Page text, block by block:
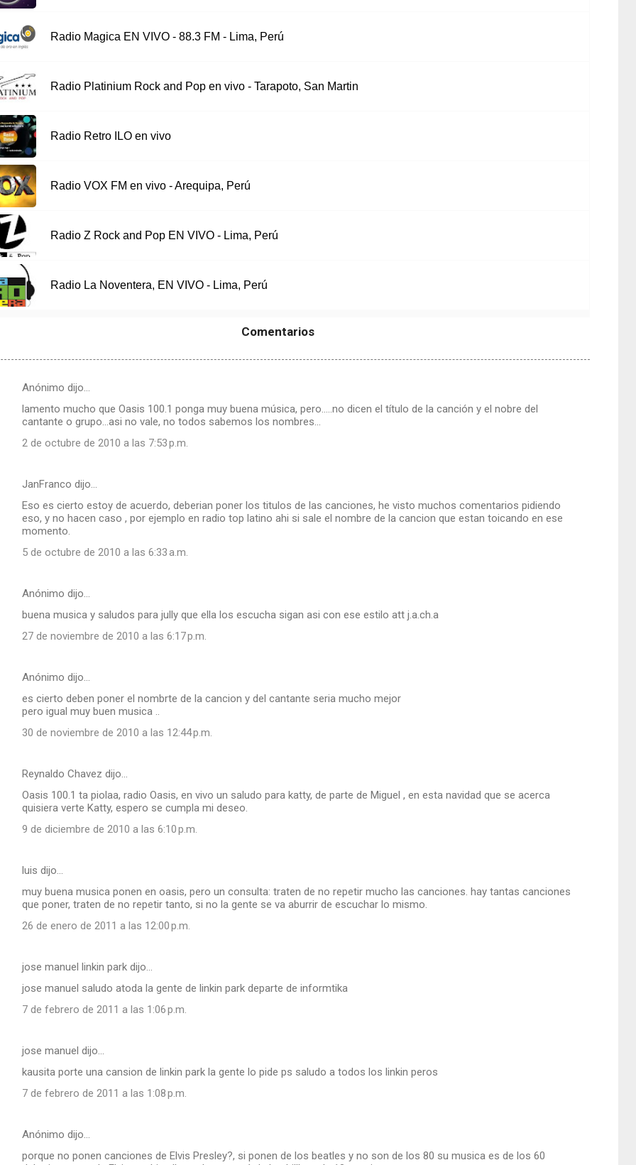
Radio Magica EN VIVO - 88.3 FM - Lima, Perú
Radio Platinium Rock and Pop en vivo - Tarapoto, San Martin
Radio Retro ILO en vivo
Radio VOX FM en vivo - Arequipa, Perú
Radio Z Rock and Pop EN VIVO - Lima, Perú
Radio La Noventera, EN VIVO - Lima, Perú
Comentarios
Anónimo dijo…
lamento mucho que Oasis 100.1 ponga muy buena música, pero.....no dicen el título de la canción y el nobre del
cantante o grupo...asi no vale, no todos sabemos los nombres...
2 de octubre de 2010 a las 7:53 p.m.
JanFranco dijo…
Eso es cierto estoy de acuerdo, deberian poner los titulos de las canciones, he visto muchos comentarios pidiendo
eso, y no hacen caso , por ejemplo en radio top latino ahi si sale el nombre de la cancion que estan toicando en ese
momento.
5 de octubre de 2010 a las 6:33 a.m.
Anónimo dijo…
buena musica y saludos para jully que ella los escucha sigan asi con ese estilo att j.a.ch.a
27 de noviembre de 2010 a las 6:17 p.m.
Anónimo dijo…
es cierto deben poner el nombrte de la cancion y del cantante seria mucho mejor
pero igual muy buen musica ..
30 de noviembre de 2010 a las 12:44 p.m.
Reynaldo Chavez dijo…
Oasis 100.1 ta piolaa, radio Oasis, en vivo un saludo para katty, de parte de Miguel , en esta navidad que se acerca
quisiera verte Katty, espero se cumpla mi deseo.
9 de diciembre de 2010 a las 6:10 p.m.
luis dijo…
muy buena musica ponen en oasis, pero un consulta: traten de no repetir mucho las canciones. hay tantas canciones
que poner, traten de no repetir tanto, si no la gente se va aburrir de escuchar lo mismo.
26 de enero de 2011 a las 12:00 p.m.
jose manuel linkin park dijo…
jose manuel saludo atoda la gente de linkin park departe de informtika
7 de febrero de 2011 a las 1:06 p.m.
jose manuel dijo…
kausita porte una cansion de linkin park la gente lo pide ps saludo a todos los linkin peros
7 de febrero de 2011 a las 1:08 p.m.
Anónimo dijo…
porque no ponen canciones de Elvis Presley?, si ponen de los beatles y no son de los 80 su musica es de los 60